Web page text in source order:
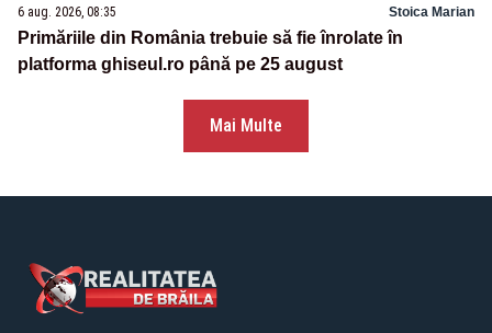
6 aug. 2026, 08:35 Stoica Marian
Primăriile din România trebuie să fie înrolate în
platforma ghiseul.ro până pe 25 august
Mai Multe